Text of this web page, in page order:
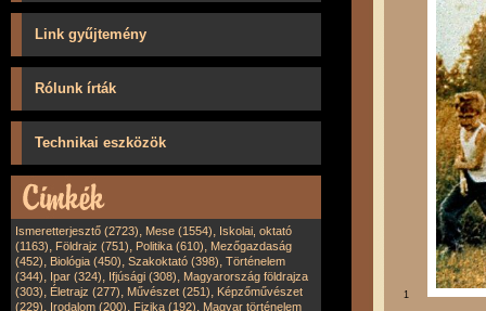
Link gyűjtemény
Rólunk írták
Technikai eszközök
Ismeretterjesztő (2723), Mese (1554), Iskolai, oktató
(1163), Földrajz (751), Politika (610), Mezőgazdaság
(452), Biológia (450), Szakoktató (398), Történelem
(344), Ipar (324), Ifjúsági (308), Magyarország földrajza
(303), Életrajz (277), Művészet (251), Képzőművészet
(229), Irodalom (200), Fizika (192), Magyar történelem
1